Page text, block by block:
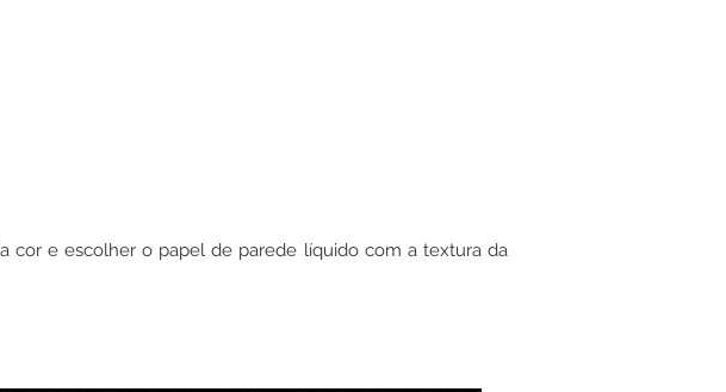
cor e escolher o papel de parede líquido com a textura da